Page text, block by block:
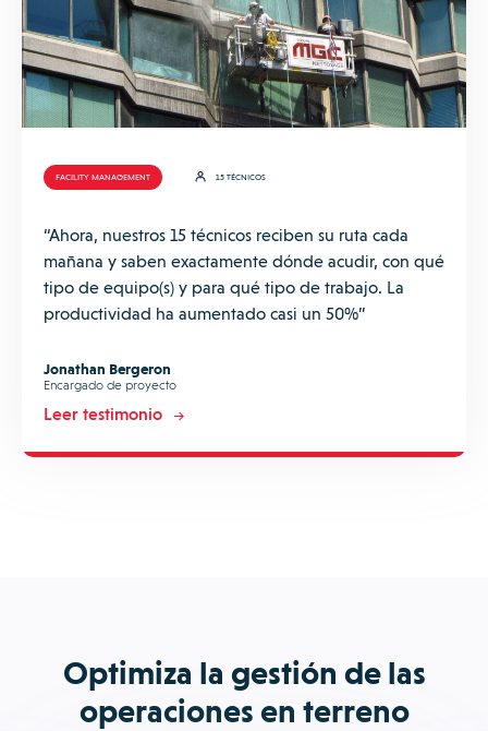
FACILITY MANAGEMENT 15 TÉCNICOS
“Ahora, nuestros 15 técnicos reciben su ruta cada
mañana y saben exactamente dónde acudir, con qué
tipo de equipo(s) y para qué tipo de trabajo. La
productividad ha aumentado casi un 50%”
Jonathan Bergeron
Encargado de proyecto
Leer testimonio
Optimiza la gestión de las
operaciones en terreno